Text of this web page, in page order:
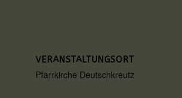
VERANSTALTUNGSORT
Pfarrkirche Deutschkreutz